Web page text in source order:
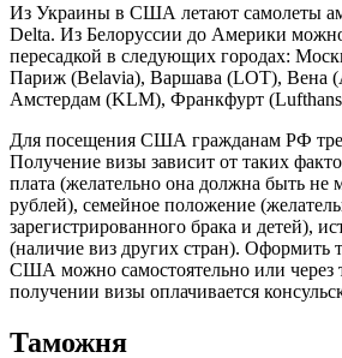
Из Украины в США летают самолеты
Delta. Из Белоруссии до Америки
пересадкой в следующих городах:
Париж (Belavia), Варшава (LOT), Вена
Амстердам (KLM), Франкфурт
Для посещения США гражданам РФ
Получение визы зависит от таких
плата (желательно она должна быть не
рублей), семейное положение
зарегистрированного брака и детей),
(наличие виз других стран). Оформить
США можно самостоятельно или через
получении визы оплачивается
Таможня